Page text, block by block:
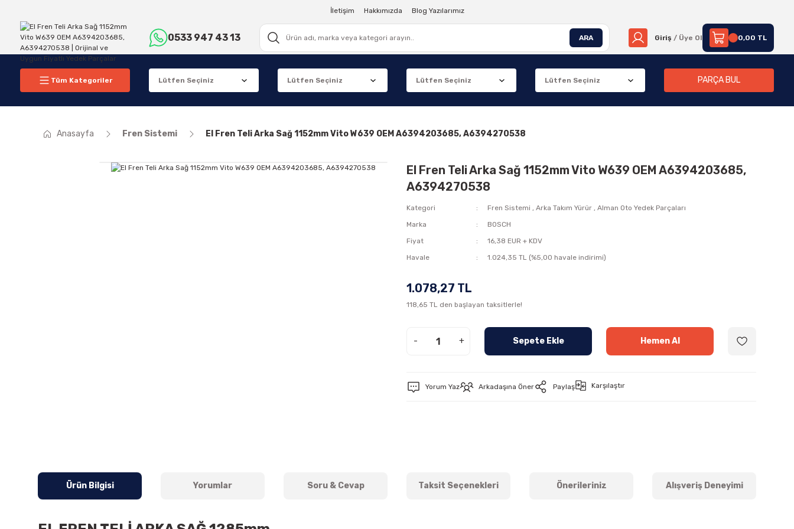
İletişim Hakkımızda Blog Yazılarımız
0533 947 43 13 ARA Giriş / Üye Ol 0,00 TL
Tüm Kategoriler PARÇA BUL
Anasayfa Fren Sistemi El Fren Teli Arka Sağ 1152mm Vito W639 OEM A6394203685, A6394270538
El Fren Teli Arka Sağ 1152mm Vito W639 OEM A6394203685,
A6394270538
Kategori Fren Sistemi ,Arka Takım Yürür ,Alman Oto Yedek Parçaları
Marka
BOSCH
Fiyat
16,38 EUR + KDV
Havale
1.024,35 TL (%5,00 havale indirimi)
1.078,27 TL
118,65 TL den başlayan taksitlerle!
- + Sepete Ekle Hemen Al
Yorum Yaz Arkadaşına Öner Paylaş Karşılaştır
Ürün Bilgisi Yorumlar Soru & Cevap Taksit Seçenekleri Önerileriniz Alışveriş Deneyimi